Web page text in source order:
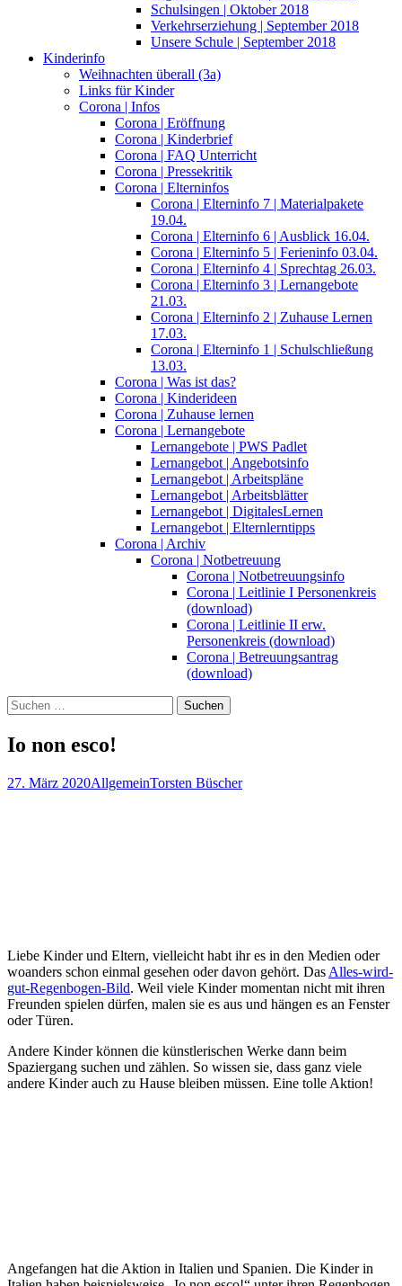
Schulsingen | Oktober 2018
Verkehrserziehung | September 2018
Unsere Schule | September 2018
Kinderinfo
Weihnachten überall (3a)
Links für Kinder
Corona | Infos
Corona | Eröffnung
Corona | Kinderbrief
Corona | FAQ Unterricht
Corona | Pressekritik
Corona | Elterninfos
Corona | Elterninfo 7 | Materialpakete
19.04.
Corona | Elterninfo 6 | Ausblick 16.04.
Corona | Elterninfo 5 | Ferieninfo 03.04.
Corona | Elterninfo 4 | Sprechtag 26.03.
Corona | Elterninfo 3 | Lernangebote
21.03.
Corona | Elterninfo 2 | Zuhause Lernen
17.03.
Corona | Elterninfo 1 | Schulschließung
13.03.
Corona | Was ist das?
Corona | Kinderideen
Corona | Zuhause lernen
Corona | Lernangebote
Lernangebote | PWS Padlet
Lernangebot | Angebotsinfo
Lernangebot | Arbeitspläne
Lernangebot | Arbeitsblätter
Lernangebot | DigitalesLernen
Lernangebot | Elternlerntipps
Corona | Archiv
Corona | Notbetreuung
Corona | Notbetreuungsinfo
Corona | Leitlinie I Personenkreis
(download)
Corona | Leitlinie II erw.
Personenkreis (download)
Corona | Betreuungsantrag
(download)
Suchen
nach:
Io non esco!
27. März 2020AllgemeinTorsten Büscher
Liebe Kinder und Eltern, vielleicht habt ihr es in den Medien oder
woanders schon einmal gesehen oder davon gehört. Das Alles-wird-
gut-Regenbogen-Bild. Weil viele Kinder momentan nicht mit ihren
Freunden spielen dürfen, malen sie es aus und hängen es an Fenster
oder Türen.
Andere Kinder können die künstlerischen Werke dann beim
Spaziergang suchen und zählen. So wissen sie, dass ganz viele
andere Kinder auch zu Hause bleiben müssen. Eine tolle Aktion!
Angefangen hat die Aktion in Italien und Spanien. Die Kinder in